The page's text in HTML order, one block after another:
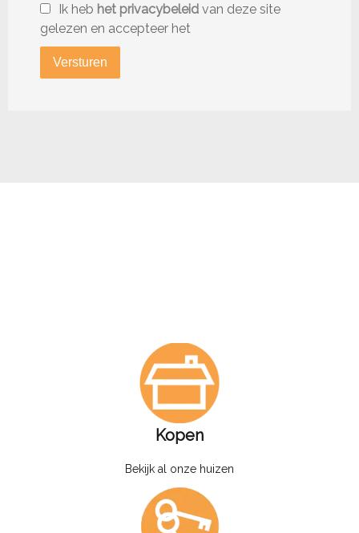
Ik heb het privacybeleid van deze site
gelezen en accepteer het
Versturen
Kopen
Bekijk al onze huizen